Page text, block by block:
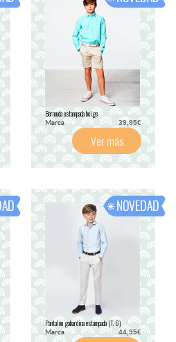
Bermuda estampada beige
Marca 39,95€
Ver más
Pantalón gabardina estampada (T. 6)
Marca 44,95€